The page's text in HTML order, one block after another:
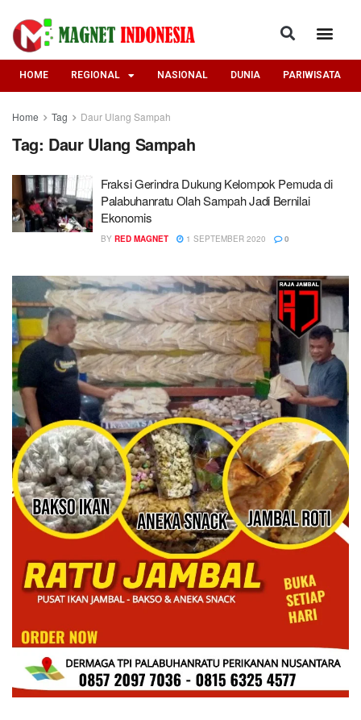
HOME REGIONAL NASIONAL DUNIA PARIWISATA
Home Tag Daur Ulang Sampah
Tag: Daur Ulang Sampah
Fraksi Gerindra Dukung Kelompok Pemuda di
Palabuhanratu Olah Sampah Jadi Bernilai
Ekonomis
BY RED MAGNET 1 SEPTEMBER 2020 0